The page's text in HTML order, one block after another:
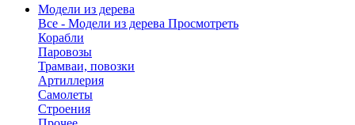
Модели из дерева
Все - Модели из дерева Просмотреть
Корабли
Паровозы
Трамваи, повозки
Артиллерия
Самолеты
Строения